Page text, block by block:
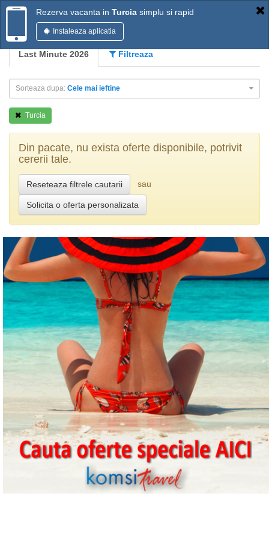
Rezerva vacanta in Turcia simplu si rapid
Instaleaza aplicatia
Last Minute 2026 Filtreaza
Sorteaza dupa: Cele mai ieftine
Turcia
Din pacate, nu exista oferte disponibile, potrivit
cererii tale.
Reseteaza filtrele cautarii sau
Solicita o oferta personalizata